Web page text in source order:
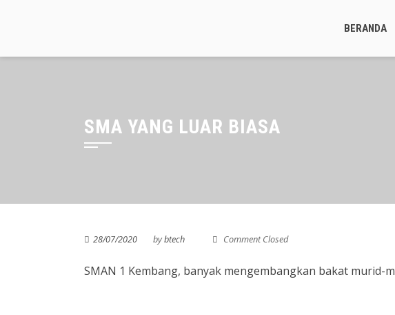
BERANDA
SMA YANG LUAR BIASA
28/07/2020 bybtech Comment Closed
SMAN 1 Kembang, banyak mengembangkan bakat murid-